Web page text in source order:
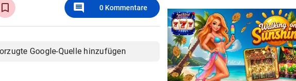
comment 0 Kommentare
Google-Quelle hinzufügen
Vinicius Jr. verlängert bei
Madrid bis 2032